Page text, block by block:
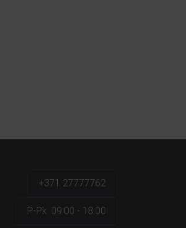
+371 27777762
P.-Pk. 09:00 - 18:00